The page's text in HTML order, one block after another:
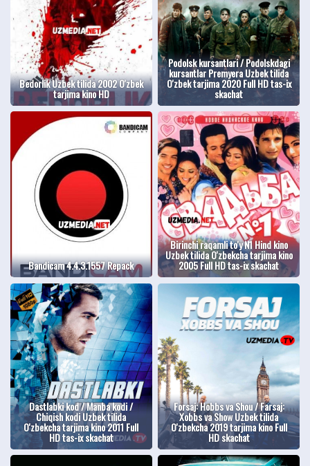
Bedorlik Uzbek tilida 2002 O'zbek
tarjima kino HD
Podolsk kursantlari / Podolskdagi
kursantlar Premyera Uzbek tilida
O'zbek tarjima 2020 Full HD tas-ix
skachat
Bandicam 4.4.3.1557 Repack
Birinchi raqamli to'y N1 Hind kino
Uzbek tilida O'zbekcha tarjima kino
2005 Full HD tas-ix skachat
Dastlabki kod / Manba kodi /
Chiqish kodi Uzbek tilida
O'zbekcha tarjima kino 2011 Full
HD tas-ix skachat
Forsaj: Hobbs va Shou / Farsaj:
Xobbs va Show Uzbek tilida
O'zbekcha 2019 tarjima kino Full
HD skachat